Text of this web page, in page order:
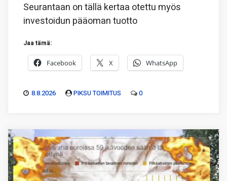
Seurantaan on tällä kertaa otettu myös
investoidun pääoman tuotto
Jaa tämä:
Facebook X WhatsApp
8.8.2026 PIKSU TOIMITUS 0